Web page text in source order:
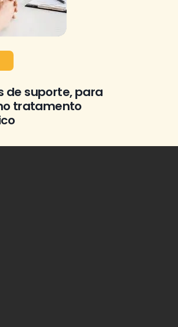
de suporte, para
tratamento